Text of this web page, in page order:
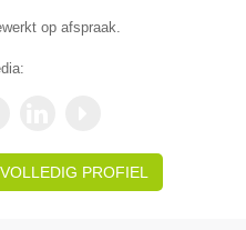
op afspraak.
PROFIEL